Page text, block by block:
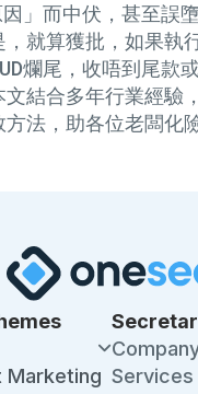
因」而中伏，甚至誤
，就算獲批，如果執
爛尾，收唔到尾款
結合多年行業經驗
法，助各位老闆化
Marketing Services